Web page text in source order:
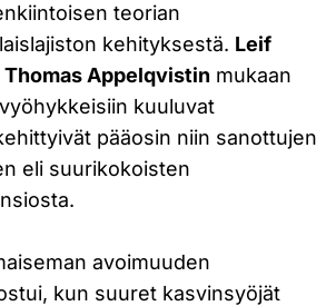
teorian
kehityksestä. Leif
Thomas Appelqvistin mukaan
kuuluvat
pääosin niin sanottujen
eli suurikokoisten
avoimuuden
kun suuret kasvinsyöjät